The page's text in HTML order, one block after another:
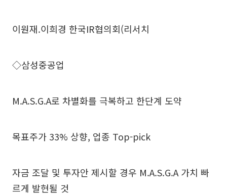
이원재.이희경 한국IR협의회(리서치
◇삼성중공업
M.A.S.G.A로 차별화를 극복하고 한단계 도약
목표주가 33% 상향, 업종 Top-pick
자금 조달 및 투자안 제시할 경우 M.A.S.G.A 가치 빠
르게 발현될 것